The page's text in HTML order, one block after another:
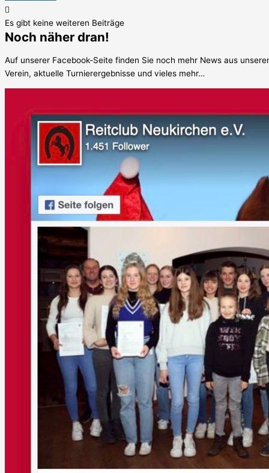
Es gibt keine weiteren Beiträge
Noch näher dran!
Auf unserer Facebook-Seite finden Sie noch mehr News aus
Verein, aktuelle Turnierergebnisse und vieles mehr…